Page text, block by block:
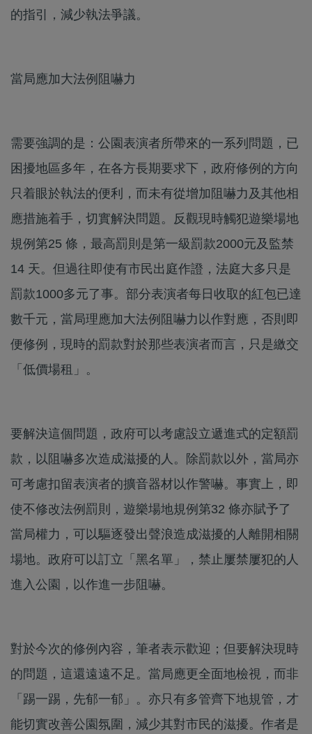
的指引，減少執法爭議。
當局應加大法例阻嚇力
需要強調的是：公園表演者所帶來的一系列問題，已
困擾地區多年，在各方長期要求下，政府修例的方向
只着眼於執法的便利，而未有從增加阻嚇力及其他相
應措施着手，切實解決問題。反觀現時觸犯遊樂場地
規例第25 條，最高罰則是第一級罰款2000元及監禁
14 天。但過往即使有市民出庭作證，法庭大多只是
罰款1000多元了事。部分表演者每日收取的紅包已達
數千元，當局理應加大法例阻嚇力以作對應，否則即
便修例，現時的罰款對於那些表演者而言，只是繳交
「低價場租」。
要解決這個問題，政府可以考慮設立遞進式的定額罰
款，以阻嚇多次造成滋擾的人。除罰款以外，當局亦
可考慮扣留表演者的擴音器材以作警嚇。事實上，即
使不修改法例罰則，遊樂場地規例第32 條亦賦予了
當局權力，可以驅逐發出聲浪造成滋擾的人離開相關
場地。政府可以訂立「黑名單」，禁止屢禁屢犯的人
進入公園，以作進一步阻嚇。
對於今次的修例內容，筆者表示歡迎；但要解決現時
的問題，這還遠遠不足。當局應更全面地檢視，而非
「踢一踢，先郁一郁」。亦只有多管齊下地規管，才
能切實改善公園氛圍，減少其對市民的滋擾。作者是